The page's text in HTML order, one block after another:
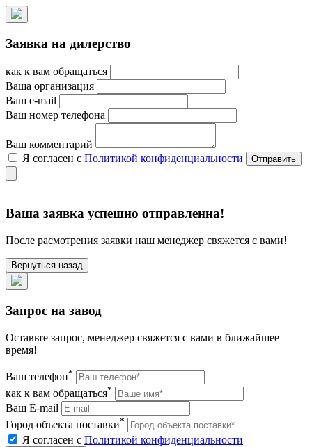
Заявка на дилерство
как к вам обращаться
Ваша организация
Ваш e-mail
Ваш номер телефона
Ваш комментарий
Я согласен с Политикой конфиденциальности
Ваша заявка успешно отправленна!
После расмотрения заявки наш менеджер свяжется с вами!
Вернуться назад
Запрос на завод
Оставьте запрос, менеджер свяжется с вами в ближайшее
время!
Ваш телефон*
как к вам обращаться*
Ваш E-mail
Город объекта поставки*
Я согласен с Политикой конфиденциальности